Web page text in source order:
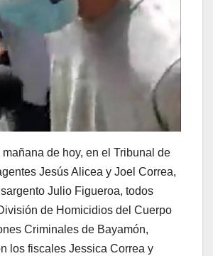
mañana de hoy, en el Tribunal de
Jesús Alicea y Joel Correa,
Julio Figueroa, todos
de Homicidios del Cuerpo
Criminales de Bayamón,
los fiscales Jessica Correa y